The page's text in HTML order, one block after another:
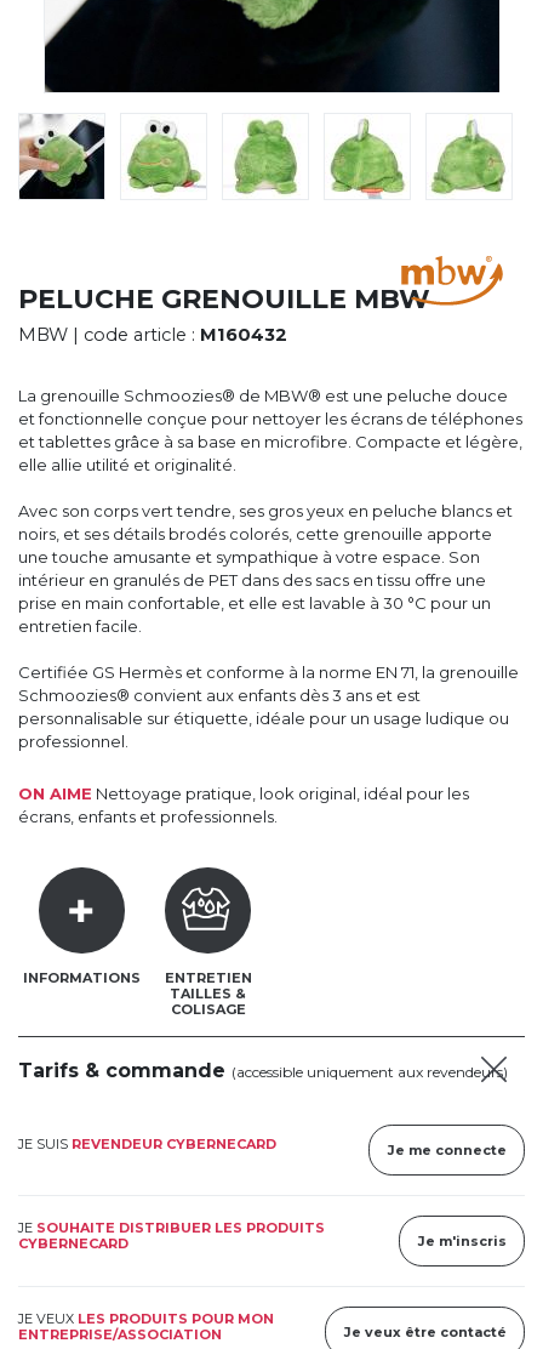
LA SOCIÉTÉ
ROADSHOWS, FORUM DES EXPERTS
CATALOGUES & TARIFS
MARQUES & CERTIFICATS
TECHNIQUES MARQUAGE
PELUCHE GRENOUILLE MBW
MBW | code article : M160432
La grenouille Schmoozies® de MBW® est une peluche douce
et fonctionnelle conçue pour nettoyer les écrans de téléphones
et tablettes grâce à sa base en microfibre. Compacte et légère,
elle allie utilité et originalité.
Avec son corps vert tendre, ses gros yeux en peluche blancs et
noirs, et ses détails brodés colorés, cette grenouille apporte
une touche amusante et sympathique à votre espace. Son
intérieur en granulés de PET dans des sacs en tissu offre une
prise en main confortable, et elle est lavable à 30 °C pour un
entretien facile.
Certifiée GS Hermès et conforme à la norme EN 71, la grenouille
Schmoozies® convient aux enfants dès 3 ans et est
personnalisable sur étiquette, idéale pour un usage ludique ou
professionnel.
ON AIME Nettoyage pratique, look original, idéal pour les
écrans, enfants et professionnels.
INFORMATIONS
ENTRETIEN
TAILLES &
COLISAGE
Tarifs & commande (accessible uniquement aux revendeurs)
JE SUIS REVENDEUR CYBERNECARD Je me connecte
JE SOUHAITE DISTRIBUER LES PRODUITS
CYBERNECARD
Je m'inscris
JE VEUX LES PRODUITS POUR MON
ENTREPRISE/ASSOCIATION
Je veux être contacté